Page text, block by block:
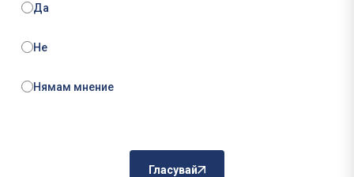
Да
Не
Нямам мнение
Гласувай